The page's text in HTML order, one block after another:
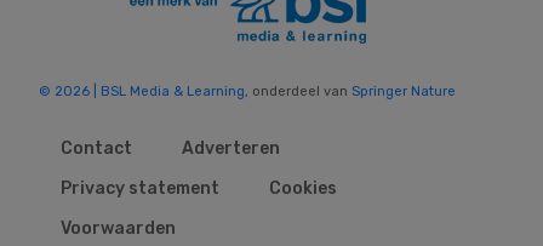
© 2026 | BSL Media & Learning, onderdeel van Springer Nature
Contact
Adverteren
Privacy statement
Cookies
Voorwaarden